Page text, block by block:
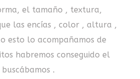
el tamaño , textura,
las encías , color , altura ,
esto lo acompañamos de
habremos conseguido el
.